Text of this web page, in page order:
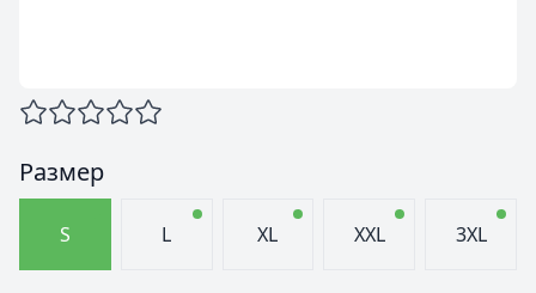
Размер
S L XL XXL 3XL